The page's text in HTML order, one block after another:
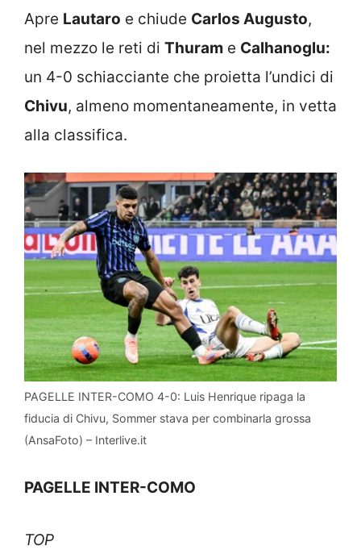
Apre Lautaro e chiude Carlos Augusto,
nel mezzo le reti di Thuram e Calhanoglu:
un 4-0 schiacciante che proietta l’undici di
Chivu, almeno momentaneamente, in vetta
alla classifica.
PAGELLE INTER-COMO 4-0: Luis Henrique ripaga la
fiducia di Chivu, Sommer stava per combinarla grossa
(AnsaFoto) – Interlive.it
PAGELLE INTER-COMO
TOP